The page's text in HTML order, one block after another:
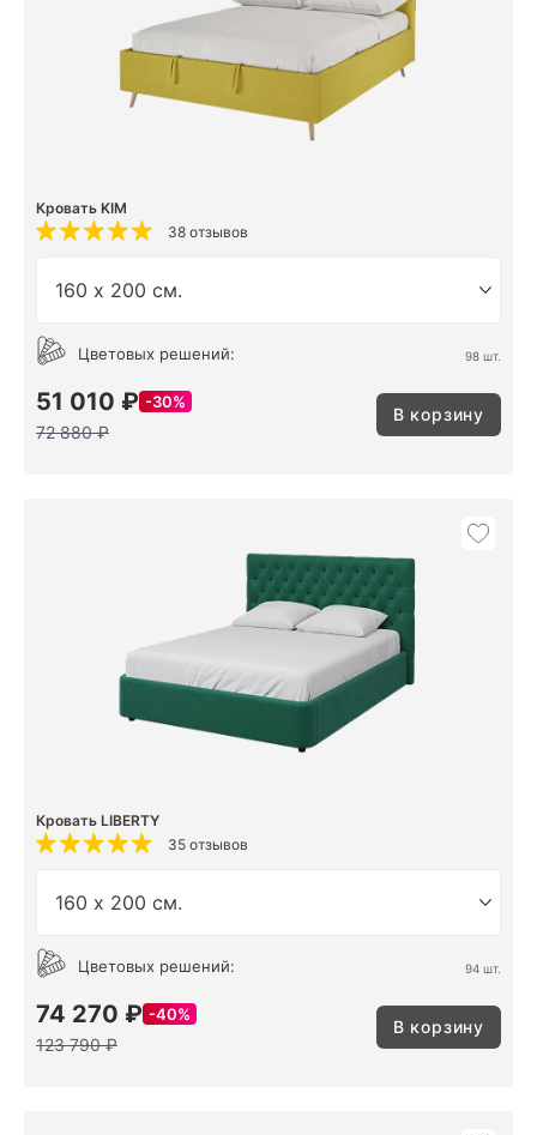
Кровать KIM
38 отзывов
Цветовых решений: 98 шт.
51 010 ₽ 30%
72 880 ₽
В корзину
Кровать LIBERTY
35 отзывов
Цветовых решений: 94 шт.
74 270 ₽ 40%
123 790 ₽
В корзину